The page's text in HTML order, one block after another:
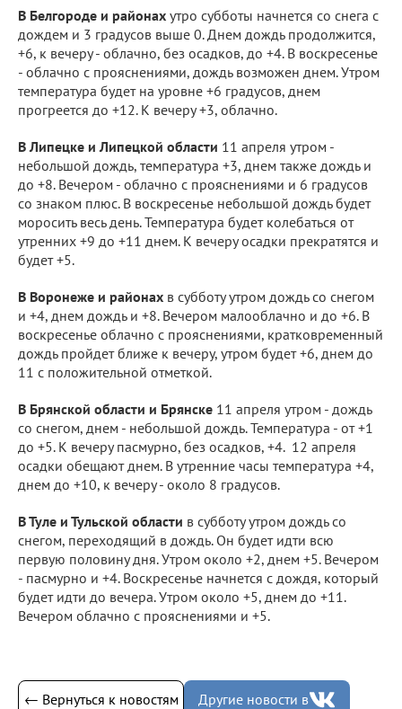
В Белгороде и районах утро субботы начнется со снега с
дождем и 3 градусов выше 0. Днем дождь продолжится,
+6, к вечеру - облачно, без осадков, до +4. В воскресенье
- облачно с прояснениями, дождь возможен днем. Утром
температура будет на уровне +6 градусов, днем
прогреется до +12. К вечеру +3, облачно.
В Липецке и Липецкой области 11 апреля утром -
небольшой дождь, температура +3, днем также дождь и
до +8. Вечером - облачно с прояснениями и 6 градусов
со знаком плюс. В воскресенье небольшой дождь будет
моросить весь день. Температура будет колебаться от
утренних +9 до +11 днем. К вечеру осадки прекратятся и
будет +5.
В Воронеже и районах в субботу утром дождь со снегом
и +4, днем дождь и +8. Вечером малооблачно и до +6. В
воскресенье облачно с прояснениями, кратковременный
дождь пройдет ближе к вечеру, утром будет +6, днем до
11 с положительной отметкой.
В Брянской области и Брянске 11 апреля утром - дождь
со снегом, днем - небольшой дождь. Температура - от +1
до +5. К вечеру пасмурно, без осадков, +4. 12 апреля
осадки обещают днем. В утренние часы температура +4,
днем до +10, к вечеру - около 8 градусов.
В Туле и Тульской области в субботу утром дождь со
снегом, переходящий в дождь. Он будет идти всю
первую половину дня. Утром около +2, днем +5. Вечером
- пасмурно и +4. Воскресенье начнется с дождя, который
будет идти до вечера. Утром около +5, днем до +11.
Вечером облачно с прояснениями и +5.
← Вернуться к новостям Другие новости в